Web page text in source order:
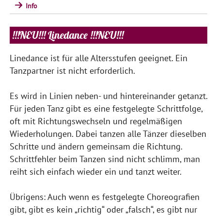
Info
!!!NEU!!! Linedance !!!NEU!!!
Linedance ist für alle Altersstufen geeignet. Ein
Tanzpartner ist nicht erforderlich.
Es wird in Linien neben- und hintereinander getanzt.
Für jeden Tanz gibt es eine festgelegte Schrittfolge,
oft mit Richtungswechseln und regelmäßigen
Wiederholungen. Dabei tanzen alle Tänzer dieselben
Schritte und ändern gemeinsam die Richtung.
Schrittfehler beim Tanzen sind nicht schlimm, man
reiht sich einfach wieder ein und tanzt weiter.
Übrigens: Auch wenn es festgelegte Choreografien
gibt, gibt es kein „richtig“ oder „falsch“, es gibt nur